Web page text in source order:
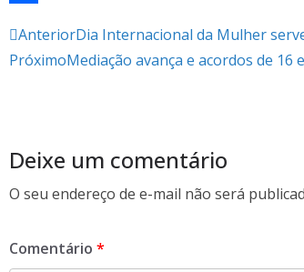
k
r
AnteriorDia Internacional da Mulher
PróximoMediação avança e acordos de 16
Deixe um comentário
O seu endereço de e-mail não será
Comentário *